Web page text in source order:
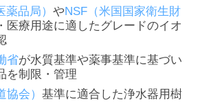
薬品局）やNSF（米国国家衛生財
医療用途に適したグレードのイオ
省が水質基準や薬事基準に基づい
を制限・管理
協会）基準に適合した浄水器用樹